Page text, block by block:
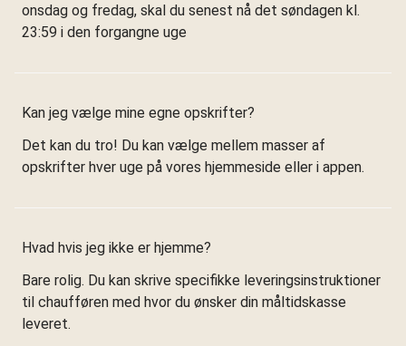
onsdag og fredag, skal du senest nå det søndagen kl.
23:59 i den forgangne uge
Kan jeg vælge mine egne opskrifter?
Det kan du tro! Du kan vælge mellem masser af
opskrifter hver uge på vores hjemmeside eller i appen.
Hvad hvis jeg ikke er hjemme?
Bare rolig. Du kan skrive specifikke leveringsinstruktioner
til chaufføren med hvor du ønsker din måltidskasse
leveret.